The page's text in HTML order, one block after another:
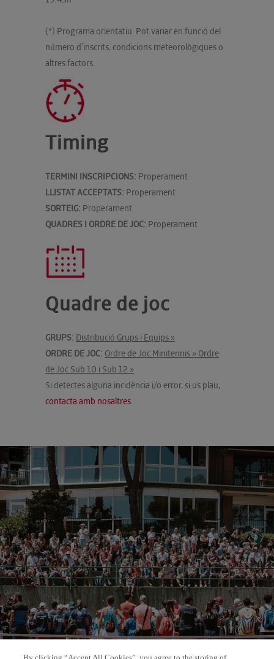
(*) Programa orientatiu. Pot variar en funció del
número d’inscrits, condicions meteorològiques o
altres factors.
Timing
TERMINI INSCRIPCIONS: Properament
LLISTAT ACCEPTATS: Properament
SORTEIG: Properament
QUADRES I ORDRE DE JOC: Properament
Quadre de joc
GRUPS: Distribució Grups i Equips »
ORDRE DE JOC: Ordre de Joc Minitennis » Ordre
de Joc Sub 10 i Sub 12 »
Si detectes alguna incidència i/o error, si us plau,
contacta amb nosaltres.